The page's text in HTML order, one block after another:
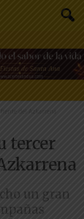
del Azkarrena
tercer
un gran